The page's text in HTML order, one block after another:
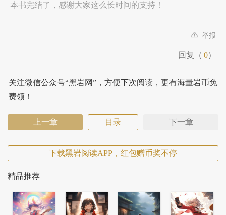
本书完结了，感谢大家这么长时间的支持！
举报
回复（ 0）
关注微信公众号“黑岩网”，方便下次阅读，更有海量岩币免
费领！
上一章 目录 下一章
下载黑岩阅读APP，红包赠币奖不停
精品推荐